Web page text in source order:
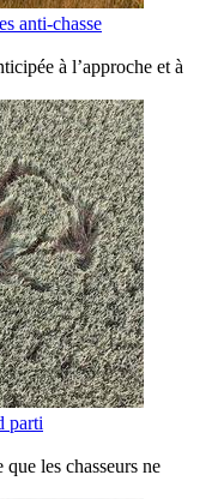
anti-chasse
à l’approche et à
parti
les chasseurs ne